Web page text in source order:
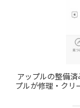
アップルの整備
プルが修理・クリ